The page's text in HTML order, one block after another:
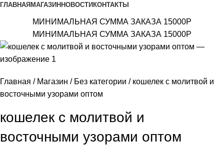
ГЛАВНАЯ МАГАЗИН НОВОСТИ КОНТАКТЫ
МИНИМАЛЬНАЯ СУММА ЗАКАЗА 15000Р
МИНИМАЛЬНАЯ СУММА ЗАКАЗА 15000Р
Главная Магазин Без категории
кошелек с молитвой и
восточными узорами оптом
кошелек с молитвой и
восточными узорами оптом